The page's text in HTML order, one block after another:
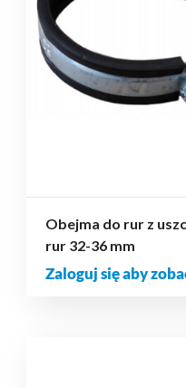
Obejma do rur z
rur 32-36 mm
Zaloguj się aby